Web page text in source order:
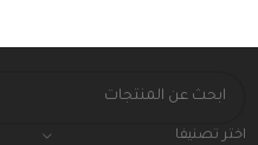
اختر تصنيفا